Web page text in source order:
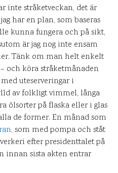
inte stråketveckan, det är
har en plan, som baseras
kunna fungera och på sikt,
är jag nog inte ensam
Tänk om man helt enkelt
och köra stråketmånaden
uteserveringar i
av folkligt vimmel, långa
ölsorter på flaska eller i glas
de former. En månad som
, som med pompa och ståt
efter presidenttalet på
innan sista akten entrar